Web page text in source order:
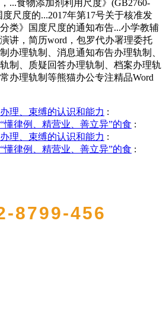
...食物添加剂利用尺度》(GB2760-
尺度的...2017年第17号关于核准发
类》国度尺度的通知布告...小学教辅
讲，简历word，包罗代办署理委托
办理轨制、消息通知布告办理轨制、
制、质疑回答办理轨制、档案办理轨
办理轨制等熊猫办公专注精品Word
理、束缚的认识和能力 :
懂律例、精营业、善立异”的食 :
理、束缚的认识和能力 :
懂律例、精营业、善立异”的食 :
8799-456